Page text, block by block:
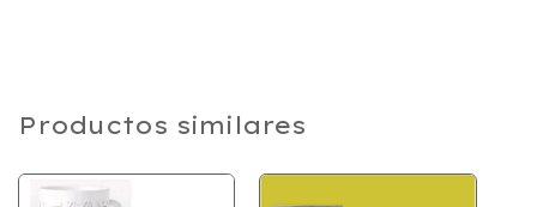
Productos similares